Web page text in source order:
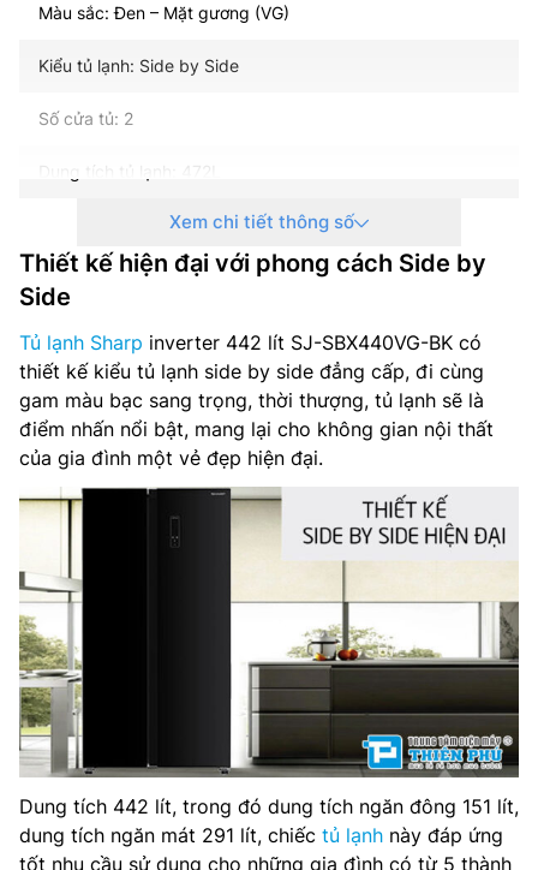
Màu sắc: Đen – Mặt gương (VG)
Kiểu tủ lạnh: Side by Side
Số cửa tủ: 2
Dung tích tủ lạnh: 472L
Dung tích sử dụng: 442L
Dung tích ngăn đá: 151L
Chất liệu khay: Kính cường lực
Bảng điều khiển: Cảm ứng (bên ngoài)
Công nghệ Inverter: Có
Lấy nước bên ngoài: Không
Làm đá tự động: Không
Khối lượng sản phẩm (kg): 81 kg
Kích thước sản phẩm: 1770 x 900 x 590 mm
Nhà sản xuất: Sharp
Xuất xứ: Chính hãng
Xem chi tiết thông số
Thiết kế hiện đại với phong cách Side by
Side
Tủ lạnh Sharp inverter 442 lít SJ-SBX440VG-BK có
thiết kế kiểu tủ lạnh side by side đẳng cấp, đi cùng
gam màu bạc sang trọng, thời thượng, tủ lạnh sẽ là
điểm nhấn nổi bật, mang lại cho không gian nội thất
của gia đình một vẻ đẹp hiện đại.
Dung tích 442 lít, trong đó dung tích ngăn đông 151 lít,
dung tích ngăn mát 291 lít, chiếc tủ lạnh này đáp ứng
tốt nhu cầu sử dụng cho những gia đình có từ 5 thành